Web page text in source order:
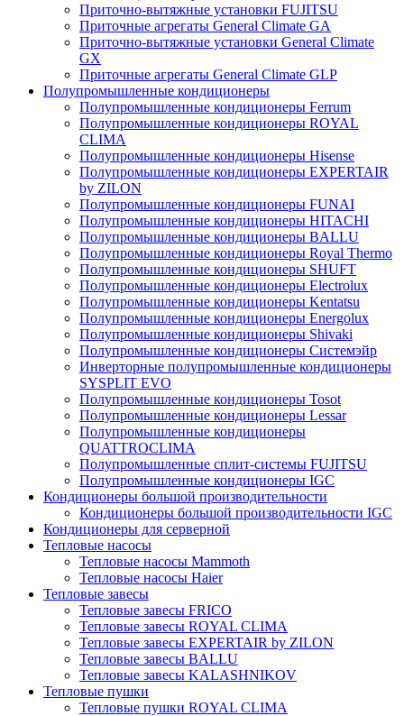
Приточно-вытяжные установки FUJITSU
Приточные агрегаты General Climate GA
Приточно-вытяжные установки General Climate
GX
Приточные агрегаты General Climate GLP
Полупромышленные кондиционеры
Полупромышленные кондиционеры Ferrum
Полупромышленные кондиционеры ROYAL
CLIMA
Полупромышленные кондиционеры Hisense
Полупромышленные кондиционеры EXPERTAIR
by ZILON
Полупромышленные кондиционеры FUNAI
Полупромышленные кондиционеры HITACHI
Полупромышленные кондиционеры BALLU
Полупромышленные кондиционеры Royal Thermo
Полупромышленные кондиционеры SHUFT
Полупромышленные кондиционеры Electrolux
Полупромышленные кондиционеры Kentatsu
Полупромышленные кондиционеры Energolux
Полупромышленные кондиционеры Shivaki
Полупромышленные кондиционеры Системэйр
Инверторные полупромышленные кондиционеры
SYSPLIT EVO
Полупромышленные кондиционеры Tosot
Полупромышленные кондиционеры Lessar
Полупромышленные кондиционеры
QUATTROCLIMA
Полупромышленные сплит-системы FUJITSU
Полупромышленные кондиционеры IGC
Кондиционеры большой производительности
Кондиционеры большой производительности IGC
Кондиционеры для серверной
Тепловые насосы
Тепловые насосы Mammoth
Тепловые насосы Haier
Тепловые завесы
Тепловые завесы FRICO
Тепловые завесы ROYAL CLIMA
Тепловые завесы EXPERTAIR by ZILON
Тепловые завесы BALLU
Тепловые завесы KALASHNIKOV
Тепловые пушки
Тепловые пушки ROYAL CLIMA